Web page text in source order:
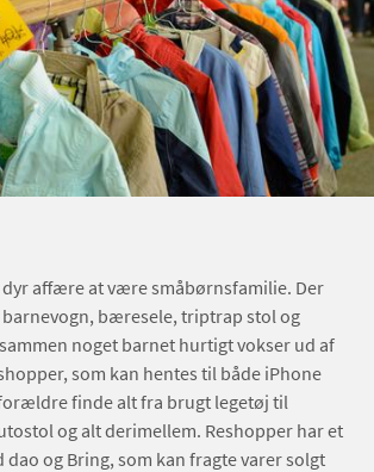
affære at være småbørnsfamilie. Der
barnevogn, bæresele, triptrap stol og
noget barnet hurtigt vokser ud af
som kan hentes til både iPhone
finde alt fra brugt legetøj til
og alt derimellem. Reshopper har et
dao og Bring, som kan fragte varer solgt